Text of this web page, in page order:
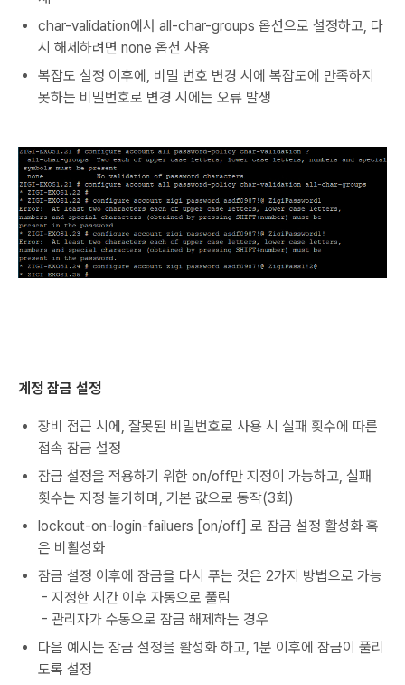
char-validation에서 all-char-groups 옵션으로 설정하고, 다
시 해제하려면 none 옵션 사용
복잡도 설정 이후에, 비밀 번호 변경 시에 복잡도에 만족하지
못하는 비밀번호로 변경 시에는 오류 발생
계정 잠금 설정
장비 접근 시에, 잘못된 비밀번호로 사용 시 실패 횟수에 따른
접속 잠금 설정
잠금 설정을 적용하기 위한 on/off만 지정이 가능하고, 실패
횟수는 지정 불가하며, 기본 값으로 동작(3회)
lockout-on-login-failuers [on/off] 로 잠금 설정 활성화 혹
은 비활성화
잠금 설정 이후에 잠금을 다시 푸는 것은 2가지 방법으로 가능
- 지정한 시간 이후 자동으로 풀림
- 관리자가 수동으로 잠금 해제하는 경우
다음 예시는 잠금 설정을 활성화 하고, 1분 이후에 잠금이 풀리
도록 설정